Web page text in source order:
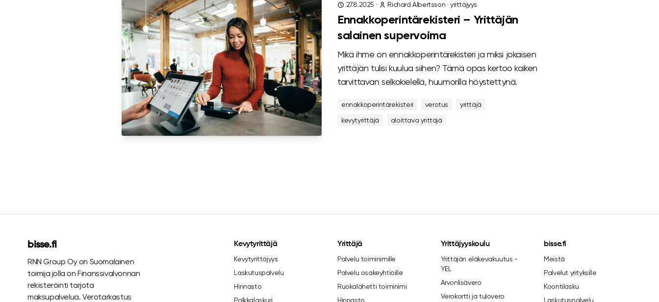
27.8.2025 · Richard Albertsson ·yrittäjyys
Ennakkoperintärekisteri – Yrittäjän
salainen supervoima
Mikä ihme on ennakkoperintärekisteri ja miksi jokaisen
yrittäjän tulisi kuulua siihen? Tämä opas kertoo kaiken
tarvittavan selkokielellä, huumorilla höystettynä.
ennakkoperintärekisteri verotus
yrittäjä
kevytyrittäjä
aloittava yrittäjä
bisse.fi
RNN Group Oy on Suomalainen
toimija jolla on Finanssivalvonnan
rekisteröinti tarjota
maksupalvelua. Verotarkastus
Kevytyrittäjä
Kevytyrittäjyys
Laskutuspalvelu
Hinnasto
Palkkalaskuri
Yrittäjä
Palvelu toiminimille
Palvelu osakeyhtiöille
Ruokalähetti toiminimi
Hinnasto
Yrittäjyyskoulu
Yrittäjän eläkevakuutus -
YEL
Arvonlisävero
Verokortti ja tulovero
bisse.fi
Meistä
Palvelut yrityksille
Koontilasku
Laskutuspalvelu